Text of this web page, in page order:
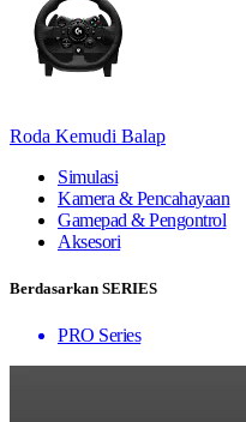
Roda Kemudi Balap
Simulasi
Kamera & Pencahayaan
Gamepad & Pengontrol
Aksesori
Berdasarkan SERIES
PRO Series